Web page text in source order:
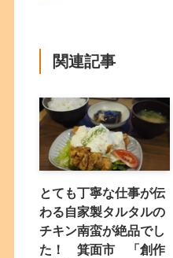
関連記事
とても丁寧な仕事が伝
わる自家製タルタルの
チキン南蛮が絶品でし
た！ 箕面市 「創作